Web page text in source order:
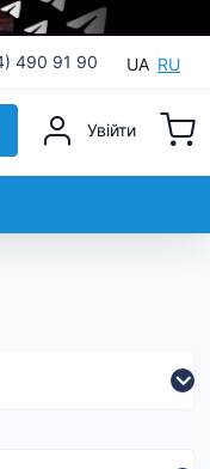
490 91 90 UA RU
Увійти